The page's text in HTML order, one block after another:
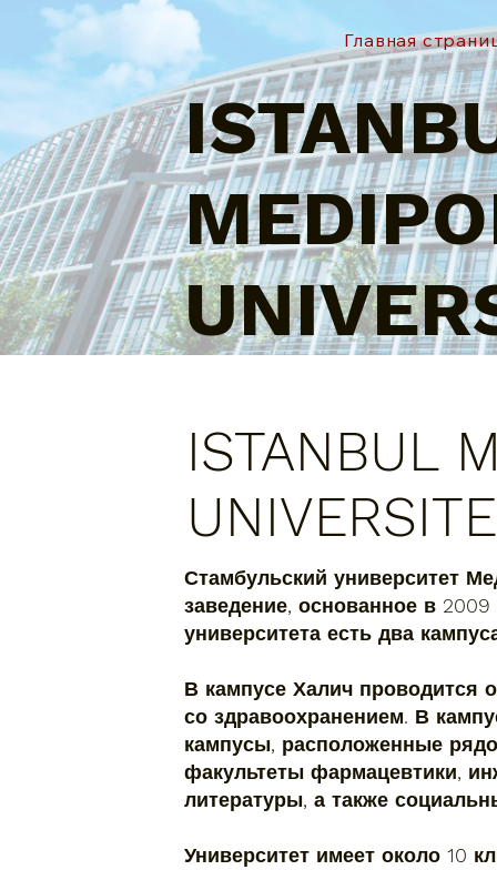
Главная
ISTANBUL
Стамбульский университет
заведение, основанное в
университета есть два
В кампусе Халич проводится
со здравоохранением. В
кампусы, расположенные
факультеты фармацевтики,
литературы, а также
Университет имеет около 10